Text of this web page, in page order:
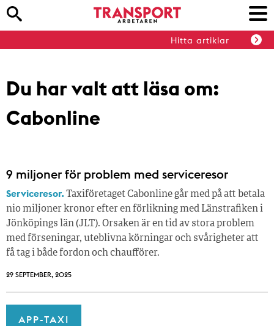
Hitta artiklar
Du har valt att läsa om:
Cabonline
9 miljoner för problem med serviceresor
Serviceresor.Taxiföretaget Cabonline går med på att betala
nio miljoner kronor efter en förlikning med Länstrafiken i
Jönköpings län (JLT). Orsaken är en tid av stora problem
med förseningar, uteblivna körningar och svårigheter att
få tag i både fordon och chaufförer.
29 SEPTEMBER, 2025
APP-TAXI